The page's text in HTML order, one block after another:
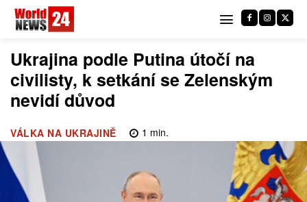
Ukrajina podle Putina útočí na
civilisty, k setkání se Zelenským
nevidí důvod
VÁLKA NA UKRAJINĚ 1 min.